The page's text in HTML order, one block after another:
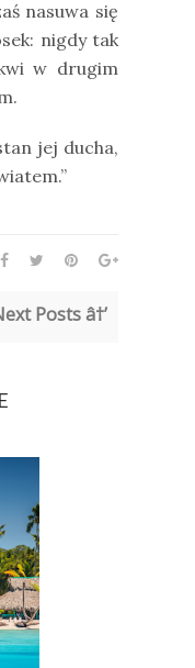
nasuwa się
nigdy tak
w drugim
jej ducha,
Posts â†’